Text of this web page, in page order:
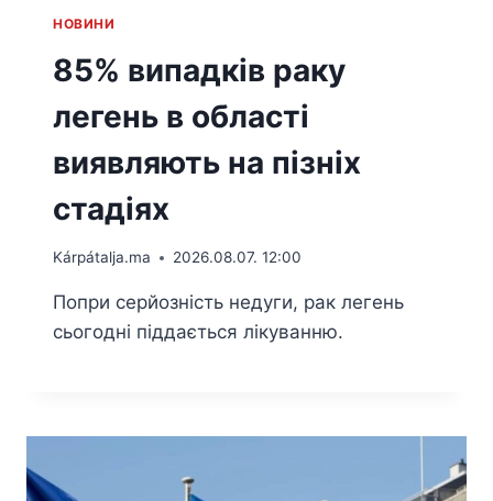
HОВИНИ
85% випадків раку
легень в області
виявляють на пізніх
стадіях
Kárpátalja.ma 2026.08.07. 12:00
Попри серйозність недуги, рак легень
сьогодні піддається лікуванню.